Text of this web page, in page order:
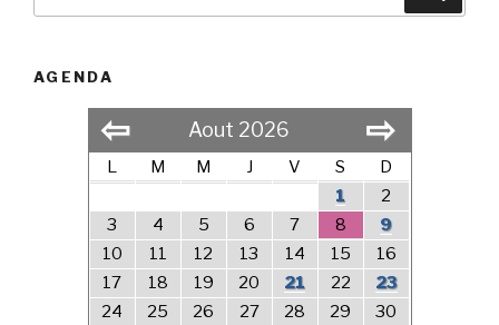
AGENDA
⇦ Aout 2026 ⇨
L M M J V S
D
1
2
3
4 5 6 7 8
9
10
11 12 13 14 15
16
17
18 19 20 21 22
23
24
25 26 27 28 29
30